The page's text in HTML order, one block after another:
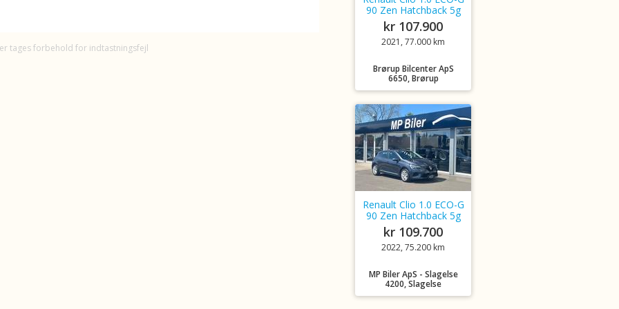
tages forbehold for indtastningsfejl
90 Zen Hatchback 5g
kr 107.900
2021, 77.000 km
Brørup Bilcenter ApS
6650, Brørup
Renault Clio 1.0 ECO-G
90 Zen Hatchback 5g
kr 109.700
2022, 75.200 km
MP Biler ApS - Slagelse
4200, Slagelse